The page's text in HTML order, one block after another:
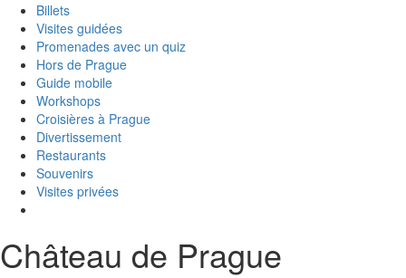
Billets
Visites guidées
Promenades avec un quiz
Hors de Prague
Guide mobile
Workshops
Croisières à Prague
Divertissement
Restaurants
Souvenirs
Visites privées
Château de Prague